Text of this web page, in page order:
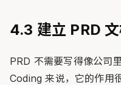
4.3 建立 PRD
PRD 不需要写得像公司
Coding 来说，它的作用